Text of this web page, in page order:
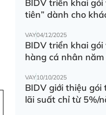
BIDV triển khai
tiên” dành cho
VAY04/12/2025
BIDV triển khai
hàng cá nhân
VAY10/10/2025
BIDV giới thiệu gói
lãi suất chỉ từ 5%/